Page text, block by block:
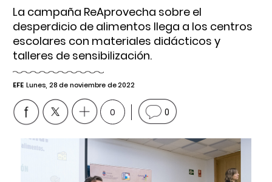
La campaña ReAprovecha sobre el
desperdicio de alimentos llega a los centros
escolares con materiales didácticos y
talleres de sensibilización.
EFE Lunes, 28 de noviembre de 2022
0 0